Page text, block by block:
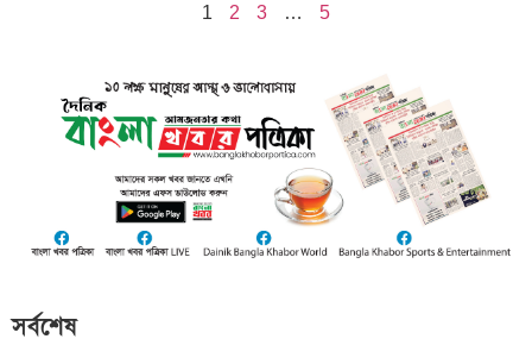
1 2 3 … 5
সর্বশেষ